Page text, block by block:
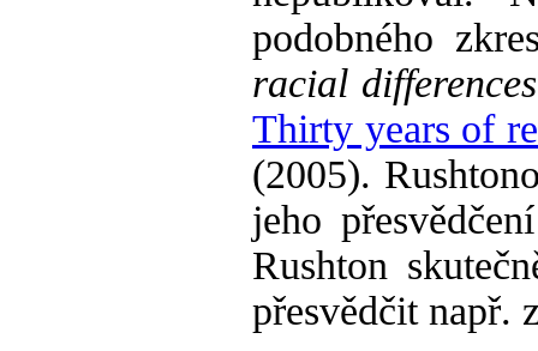
podobného
racial
Thirty years of
(2005).
jeho
Rushton
přesvědčit např.